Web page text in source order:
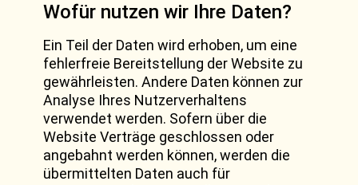
Wofür nutzen wir Ihre Daten?
Ein Teil der Daten wird erhoben, um eine
fehlerfreie Bereitstellung der Website zu
gewährleisten. Andere Daten können zur
Analyse Ihres Nutzerverhaltens
verwendet werden. Sofern über die
Website Verträge geschlossen oder
angebahnt werden können, werden die
übermittelten Daten auch für